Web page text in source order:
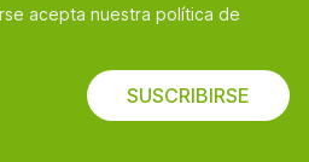
acepta nuestra política de
SUSCRIBIRSE